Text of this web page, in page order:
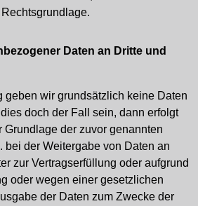
Daten an Dritte und
geben wir grundsätzlich keine Daten
doch der Fall sein, dann erfolgt
Grundlage der zuvor genannten
bei der Weitergabe von Daten an
zur Vertragserfüllung oder aufgrund
oder wegen einer gesetzlichen
der Daten zum Zwecke der